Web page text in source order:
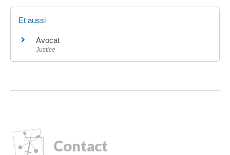
Et aussi
Avocat
Justice
Contact